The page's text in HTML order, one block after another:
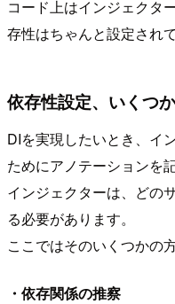
コード上はインジェクタ
存性はちゃんと設定され
依存性設定、いくつ
DIを実現したいとき、イ
ためにアノテーションを
インジェクターは、どの
る必要があります。
ここではそのいくつかの
・依存関係の推察